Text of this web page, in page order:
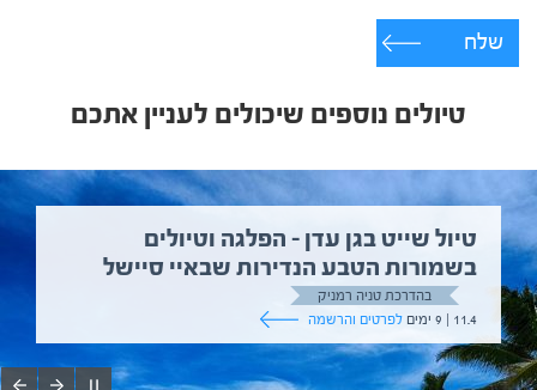
שלח
טיולים נוספים שיכולים לעניין אתכם
טיול שייט בגן עדן – הפלגה וטיולים
בשמורות הטבע הנדירות שבאיי סיישל
בהדרכת טניה רמניק
11.4 | 9 ימים
לפרטים והרשמה